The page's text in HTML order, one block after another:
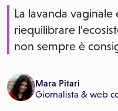
La lavanda
riequilibrare
non sempre è
Mara Pitari
Giornalista & web